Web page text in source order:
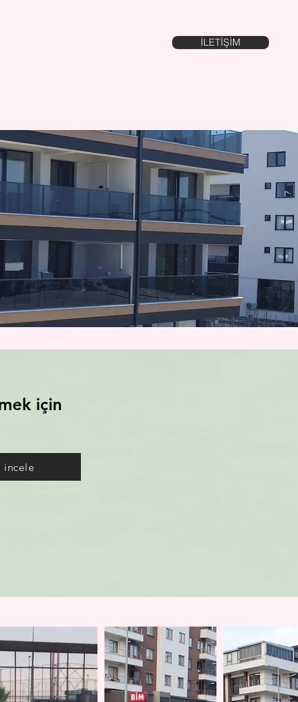
İLETİŞİM
için
incele